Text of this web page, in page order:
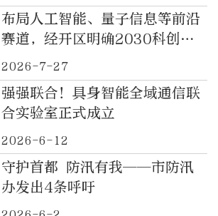
布局人工智能、量子信息等前沿
赛道，经开区明确2030科创发
展目标
2026-7-27
强强联合！具身智能全域通信联
合实验室正式成立
2026-6-12
守护首都 防汛有我——市防汛
办发出4条呼吁